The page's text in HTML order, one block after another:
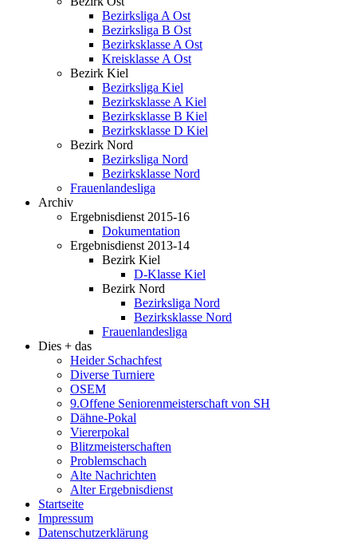
Bezirksliga A Ost
Bezirksliga B Ost
Bezirksklasse A Ost
Kreisklasse A Ost
Bezirk Kiel
Bezirksliga Kiel
Bezirksklasse A Kiel
Bezirksklasse B Kiel
Bezirksklasse D Kiel
Bezirk Nord
Bezirksliga Nord
Bezirksklasse Nord
Frauenlandesliga
Archiv
Ergebnisdienst 2015-16
Dokumentation
Ergebnisdienst 2013-14
Bezirk Kiel
D-Klasse Kiel
Bezirk Nord
Bezirksliga Nord
Bezirksklasse Nord
Frauenlandesliga
Dies + das
Heider Schachfest
Diverse Turniere
OSEM
9.Offene Seniorenmeisterschaft von SH
Dähne-Pokal
Viererpokal
Blitzmeisterschaften
Problemschach
Alte Nachrichten
Alter Ergebnisdienst
Startseite
Impressum
Datenschutzerklärung